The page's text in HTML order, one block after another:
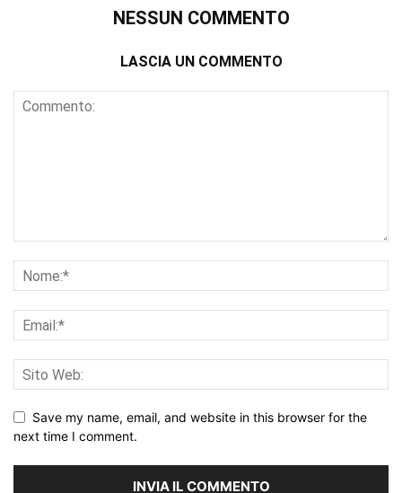
NESSUN COMMENTO
LASCIA UN COMMENTO
Save my name, email, and website in this browser for the
next time I comment.